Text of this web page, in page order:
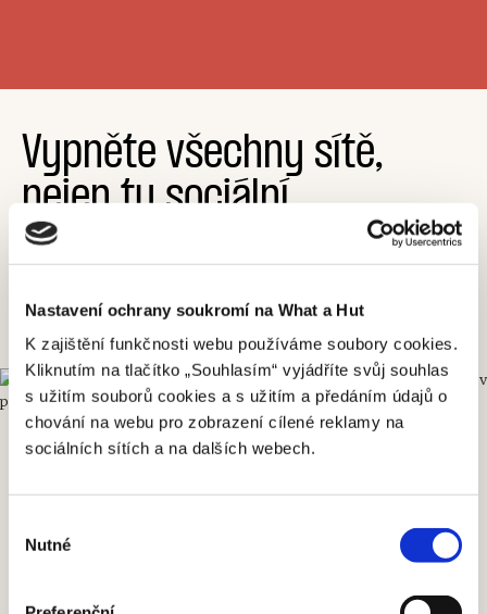
Nastavení ochrany soukromí na What a Hut
K zajištění funkčnosti webu používáme soubory cookies.
Kliknutím na tlačítko „Souhlasím“ vyjádříte svůj souhlas
s užitím souborů cookies a s užitím a předáním údajů o
chování na webu pro zobrazení cílené reklamy na
sociálních sítích a na dalších webech.
souhlasu
Nutné
Vypněte všechny sítě,
nejen ty sociální
Podle výběru saunové pece rozehřejete potírnu na
požadovanou teplotu za 45 až 75 minut. Zvolíte čistý
kvalitní plechovou klasiku od značky Narvi?